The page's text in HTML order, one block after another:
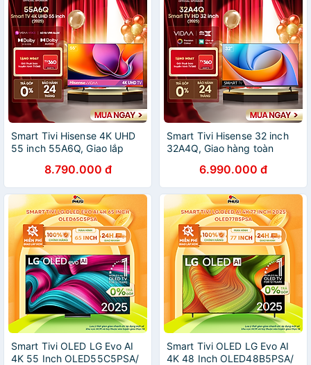
Smart Tivi Hisense 4K UHD
55 inch 55A6Q, Giao lắp
HÀNG CHÍNH HÃNG
8.790.000 đ
Smart Tivi Hisense 32 inch
32A4Q, Giao hàng toàn
HÀNG CHÍNH HÃNG
6.990.000 đ
Smart Tivi OLED LG Evo AI
4K 55 Inch OLED55C5PSA/
Smart Tivi OLED LG Evo AI
4K 48 Inch OLED48B5PSA/